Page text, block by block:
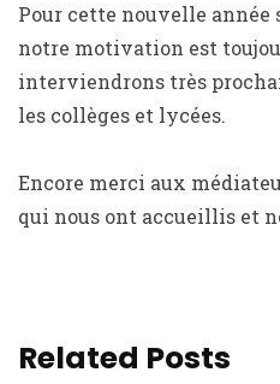
Pour cette nouvelle année
notre motivation est
interviendrons très
les collèges et lycées.
Encore merci aux
qui nous ont accueillis et
Related Posts